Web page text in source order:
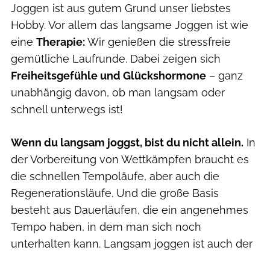
Joggen ist aus gutem Grund unser liebstes
Hobby. Vor allem das langsame Joggen ist wie
eine Therapie:Wir genießen die stressfreie
gemütliche Laufrunde. Dabei zeigen sich
Freiheitsgefühle und Glückshormone – ganz
unabhängig davon, ob man langsam oder
schnell unterwegs ist!
Wenn du langsam joggst, bist du nicht allein. In
der Vorbereitung von Wettkämpfen braucht es
die schnellen Tempoläufe, aber auch die
Regenerationsläufe. Und die große Basis
besteht aus Dauerläufen, die ein angenehmes
Tempo haben, in dem man sich noch
unterhalten kann. Langsam joggen ist auch der